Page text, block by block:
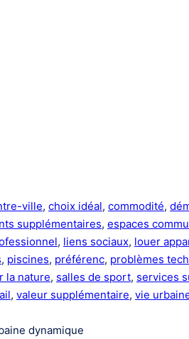
ville, choix idéal, commodité,
supplémentaires, espaces
, liens sociaux, louer
, piscines, préférenc, problèmes
la nature, salles de sport, services
, valeur supplémentaire, vie
dynamique